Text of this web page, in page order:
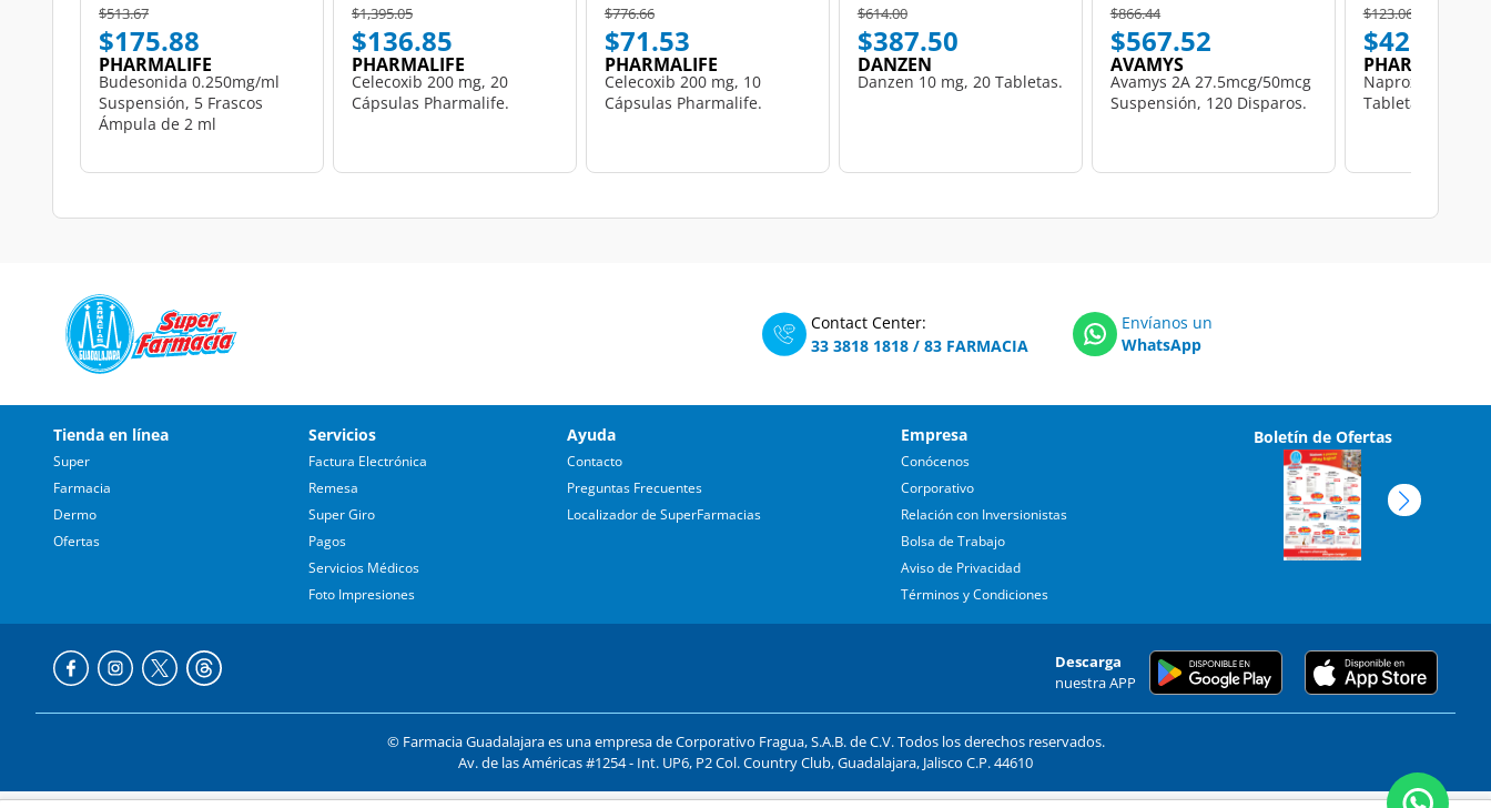
Price reduced from
$513.67to
$175.88
PHARMALIFE
Budesonida 0.250mg/ml
Suspensión, 5 Frascos
Ámpula de 2 ml
Price reduced from
$1,395.05to
$136.85
PHARMALIFE
Celecoxib 200 mg, 20
Cápsulas Pharmalife.
Price reduced from
$776.66to
$71.53
PHARMALIFE
Celecoxib 200 mg, 10
Cápsulas Pharmalife.
Price reduced from
$614.00to
$387.50
DANZEN
Danzen 10 mg, 20 Tabletas.
Price reduced from
$866.44to
$567.52
AVAMYS
Avamys 2A 27.5mcg/50mcg
Suspensión, 120 Disparos.
Price reduced from
$123.06
$42.50
PHARMALIFE
Naproxeno 500
Tabletas
Contact Center:
33 3818 1818 / 83 FARMACIA
Envíanos un
WhatsApp
Tienda en línea
Super
Farmacia
Dermo
Ofertas
Servicios
Factura Electrónica
Remesa
Super Giro
Pagos
Servicios Médicos
Foto Impresiones
Ayuda
Contacto
Preguntas Frecuentes
Localizador de SuperFarmacias
Empresa
Conócenos
Corporativo
Relación con Inversionistas
Bolsa de Trabajo
Aviso de Privacidad
Términos y Condiciones
Boletín de Ofertas
Descarga
nuestra APP
© Farmacia Guadalajara es una empresa de Corporativo Fragua, S.A.B. de C.V. Todos los derechos reservados.
Av. de las Américas #1254 - Int. UP6, P2 Col. Country Club, Guadalajara, Jalisco C.P. 44610